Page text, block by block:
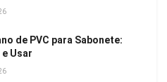
de PVC para Sabonete:
Usar